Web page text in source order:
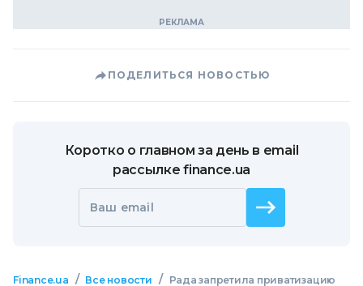
ПОДЕЛИТЬСЯ НОВОСТЬЮ
Коротко о главном за день в email
рассылке finance.ua
Ваш email
Finance.ua / Все новости /
Рада запретила приватизацию